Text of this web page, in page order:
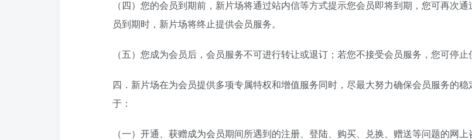
（四）您的会员到期前，新片场将通过站内信等方式提示您会员即将到期，您可再次
员到期时，新片场将终止提供会员服务。
（五）您成为会员后，会员服务不可进行转让或退订；若您不接受会员服务，您可停止
四．新片场在为会员提供多项专属特权和增值服务同时，尽最大努力确保会员服务的
于：
（一）开通、获赠成为会员期间所遇到的注册、登陆、购买、兑换、赠送等问题的网上